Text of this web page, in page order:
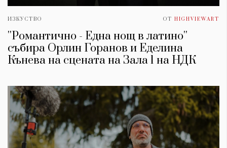
ИЗКУСТВО ОТ HIGHVIEWART
''Романтично - Една нощ в латино''
събира Орлин Горанов и Еделина
Кънева на сцената на Зала 1 на НДК